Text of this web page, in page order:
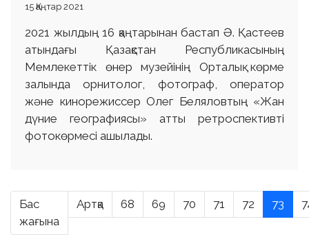
15 Қаңтар 2021
2021 жылдың 16 қаңтарынан бастап Ә. Қастеев
атындағы Қазақстан Республикасының
Мемлекеттік өнер музейінің Орталық көрме
залында орнитолог, фотограф, оператор
және кинорежиссер Олег Беляловтың «Жан
дүние географиясы» атты ретроспективті
фотокөрмесі ашылады.
Бас
жағына
Артқа 68 69 70 71 72 73